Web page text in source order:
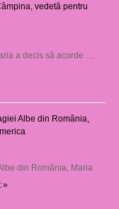
vedetă pentru
a decis să acorde …
Albe din România,
din România, Maria
»